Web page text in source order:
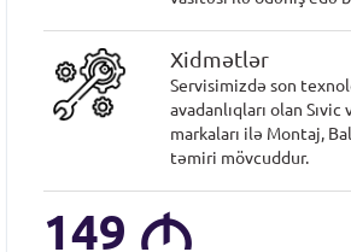
Xidmətlər
Servisimizdə son
avadanlıqları olan
markaları ilə Montaj,
təmiri mövcuddur.
149 M